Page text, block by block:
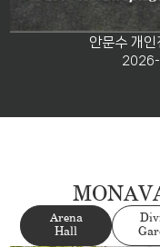
안문수 개
Arena
Hall